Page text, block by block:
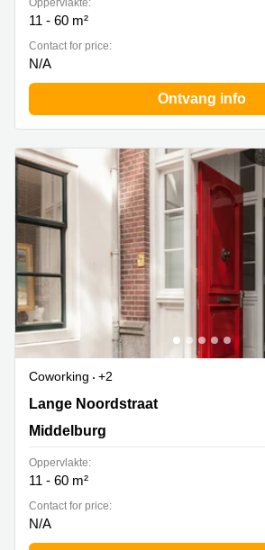
Oppervlakte:
11 - 60 m²
Contact for price:
N/A
Ontvang info
Coworking
+2
Lange Noordstraat 48, Middelburg
Lange Noordstraat
Middelburg
Oppervlakte:
11 - 60 m²
Contact for price:
N/A